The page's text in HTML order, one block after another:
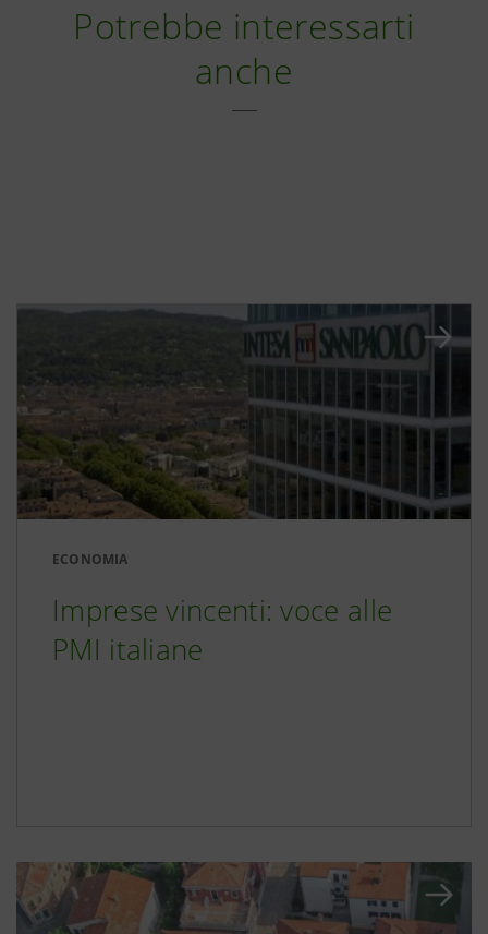
Potrebbe interessarti
anche
ECONOMIA
Imprese vincenti: voce alle
PMI italiane